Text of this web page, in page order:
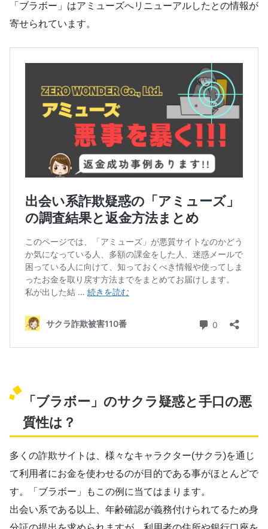
「ブラボー」はアミューズへリニューアルしたとの情報が
寄せられています。
「ブラボー」のサクラ疑惑と手口の悪
質性は？
多くの詐欺サイトは、様々なキャラクター(サクラ)を通じ
て利用者にお金を使わせるのが目的である事がほとんどで
す。「ブラボー」もこの例に当てはまります。
出会い系である以上、年齢確認が義務付けられてるため身